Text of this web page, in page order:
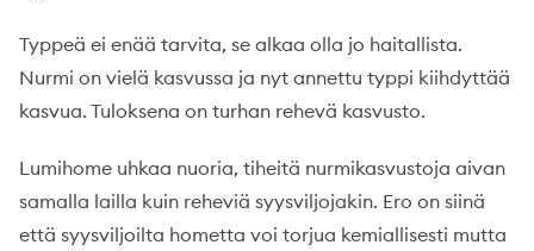
Typpeä ei enää tarvita, se alkaa olla jo haitallista.
Nurmi on vielä kasvussa ja nyt annettu typpi kiihdyttää
kasvua. Tuloksena on turhan rehevä kasvusto.
Lumihome uhkaa nuoria, tiheitä nurmikasvustoja aivan
samalla lailla kuin reheviä syysviljojakin. Ero on siinä
että syysviljoilta hometta voi torjua kemiallisesti mutta